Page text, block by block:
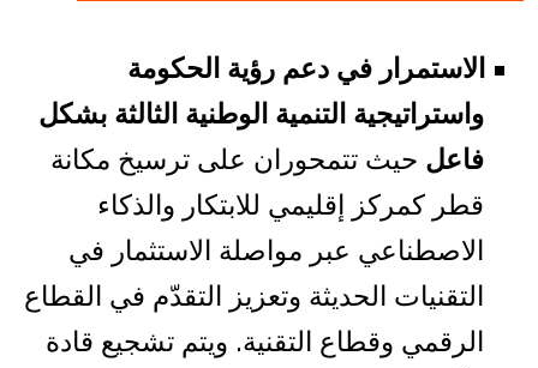
الاستمرار في دعم رؤية الحكومة
واستراتيجية التنمية الوطنية الثالثة بشكل
فاعل حيث تتمحوران على ترسيخ مكانة
قطر كمركز إقليمي للابتكار والذكاء
الاصطناعي عبر مواصلة الاستثمار في
التقنيات الحديثة وتعزيز التقدّم في القطاع
الرقمي وقطاع التقنية. ويتم تشجيع قادة